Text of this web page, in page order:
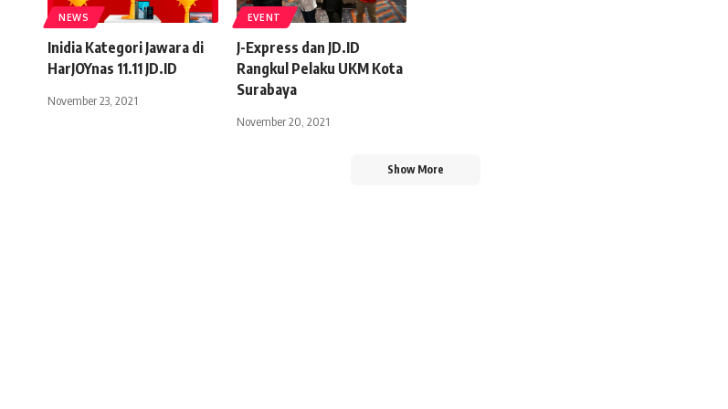
NEWS
Inidia Kategori Jawara di
HarJOYnas 11.11 JD.ID
November 23, 2021
EVENT
J-Express dan JD.ID
Rangkul Pelaku UKM Kota
Surabaya
November 20, 2021
Show More